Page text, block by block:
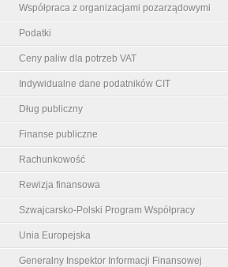
Współpraca z organizacjami pozarządowymi
Podatki
Ceny paliw dla potrzeb VAT
Indywidualne dane podatników CIT
Dług publiczny
Finanse publiczne
Rachunkowość
Rewizja finansowa
Szwajcarsko-Polski Program Współpracy
Unia Europejska
Generalny Inspektor Informacji Finansowej